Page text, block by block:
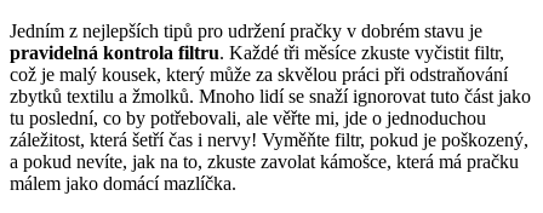
Jedním z​ nejlepších tipů pro udržení⁢ pračky‍ v ⁤dobrém stavu je
pravidelná kontrola filtru. Každé tři měsíce zkuste vyčistit filtr,
což je malý kousek, který může za⁤ skvělou práci při​ odstraňování
zbytků‌ textilu a žmolků. Mnoho lidí se snaží ignorovat tuto část jako
tu ⁣poslední, co by potřebovali, ale věřte ⁤mi, jde ​o ‍jednoduchou
záležitost, která ​šetří‍ čas i nervy! ⁢Vyměňte ⁤filtr, ​pokud je poškozený,
⁤a ⁤pokud nevíte, jak ‍na to, zkuste zavolat kámošce, která má pračku
málem jako domácí mazlíčka.